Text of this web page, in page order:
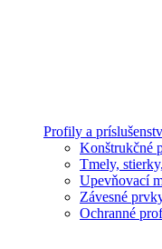
Profily a
Konštrukčné
Tmely,
Upevňovací
Závesné
Ochranné